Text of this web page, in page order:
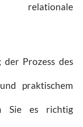
relationale
der Prozess des
praktischem
Sie es richtig